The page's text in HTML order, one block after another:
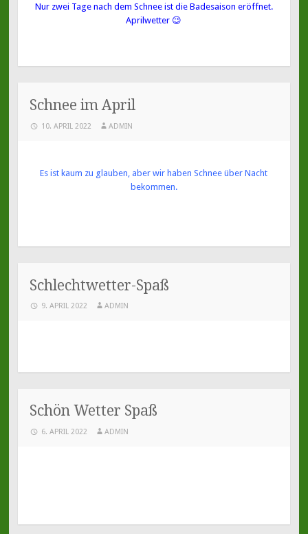
Nur zwei Tage nach dem Schnee ist die Badesaison eröffnet.
Aprilwetter 😉
Schnee im April
10. APRIL 2022 ADMIN
Es ist kaum zu glauben, aber wir haben Schnee über Nacht
bekommen.
Schlechtwetter-Spaß
9. APRIL 2022 ADMIN
Schön Wetter Spaß
6. APRIL 2022 ADMIN